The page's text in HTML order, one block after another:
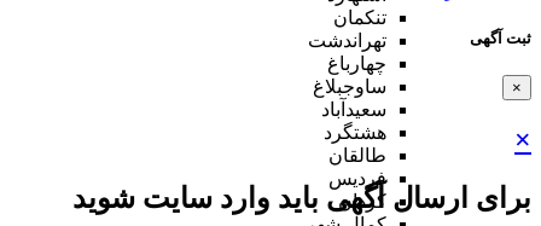
ثبت آگهی
×
×
برای ارسال آگهی باید وارد سایت شوید
تنکمان
تهراندشت
چهارباغ
ساوجبلاغ
سعیدآباد
هشتگرد
طالقان
فردیس
کردان